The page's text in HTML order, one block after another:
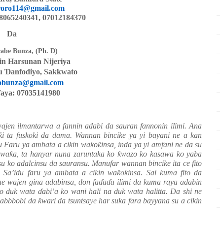
07012184370
Da
Bunza, (Ph. D)
Harsunan Nijeriya
Ɗanfodiyo, Sakkwato
07035141980
ilmantarwa a fannin adabi da sauran fannonin ilimi. Ana
i ta fuskoki da dama. Wannan bincike ya yi bayani ne a kan
Faru ya ambata a cikin waƙoƙinsa, inda ya yi amfani ne da su
ƙa, ta hanyar nuna zaruntaka ko ƙwazo ko kasawa ko yaba
ko adalcinsu da sauransu. Manufar wannan bincike ita ce fito
Sa’idu faru ya ambata a cikin waƙoƙinsa. Sai kuma fito da
wajen gina adabinsa, don faɗaɗa ilimi da kuma raya adabin
duk wata ɗabi’a ko wani hali na duk wata halitta. Da shi ne
da ƙwari da tsuntsaye har suka fara bayyana su a cikin